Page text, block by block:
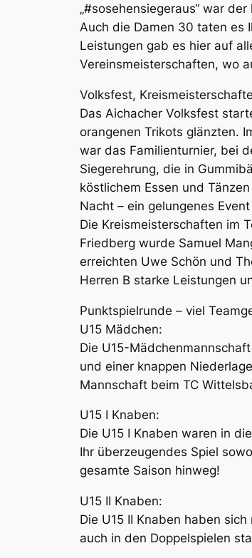
„#sosehensiegeraus“ war
Auch die Damen 30 taten es
Leistungen gab es hier auf
Vereinsmeisterschaften, wo
Volksfest,
Das Aichacher Volksfest
orangenen Trikots glänzten.
war das Familienturnier, bei
Siegerehrung, die in
köstlichem Essen und
Nacht – ein gelungenes
Die Kreismeisterschaften im
Friedberg wurde Samuel
erreichten Uwe Schön und
Herren B starke Leistungen
Punktspielrunde – viel
U15 Mädchen:
Die U15-
und einer knappen
Mannschaft beim TC
U15 I Knaben:
Die U15 I Knaben waren in
Ihr überzeugendes Spiel
gesamte Saison hinweg!
U15 II Knaben:
Die U15 II Knaben haben
auch in den Doppelspielen